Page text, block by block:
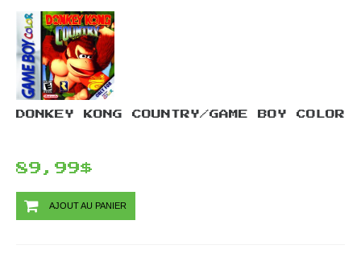
DONKEY KONG COUNTRY/GAME BOY COLOR
89,99$
AJOUT AU PANIER